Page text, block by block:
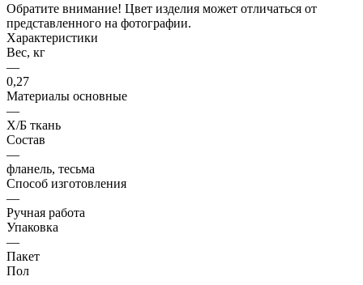
Обратите внимание! Цвет изделия может отличаться от
представленного на фотографии.
Характеристики
Вес, кг
—
0,27
Материалы основные
—
Х/Б ткань
Состав
—
фланель, тесьма
Способ изготовления
—
Ручная работа
Упаковка
—
Пакет
Пол